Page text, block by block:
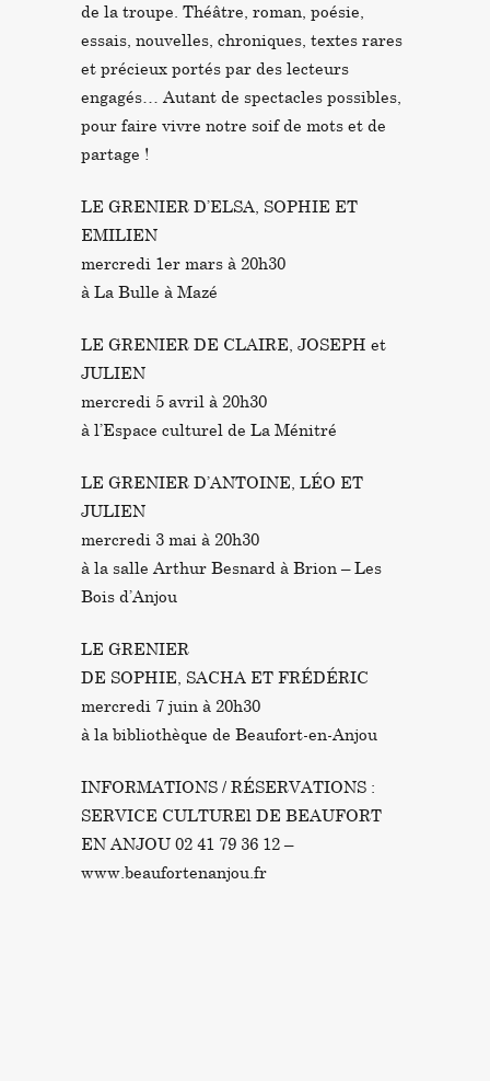
de la troupe. Théâtre, roman, poésie,
essais, nouvelles, chroniques, textes rares
et précieux portés par des lecteurs
engagés… Autant de spectacles possibles,
pour faire vivre notre soif de mots et de
partage !
LE GRENIER D’ELSA, SOPHIE ET
EMILIEN
mercredi 1er mars à 20h30
à La Bulle à Mazé
LE GRENIER DE CLAIRE, JOSEPH et
JULIEN
mercredi 5 avril à 20h30
à l’Espace culturel de La Ménitré
LE GRENIER D’ANTOINE, LÉO ET
JULIEN
mercredi 3 mai à 20h30
à la salle Arthur Besnard à Brion – Les
Bois d’Anjou
LE GRENIER
DE SOPHIE, SACHA ET FRÉDÉRIC
mercredi 7 juin à 20h30
à la bibliothèque de Beaufort-en-Anjou
INFORMATIONS / RÉSERVATIONS :
SERVICE CULTUREl DE BEAUFORT
EN ANJOU 02 41 79 36 12 –
www.beaufortenanjou.fr